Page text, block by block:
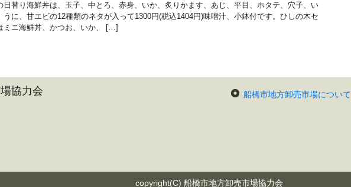
日替り海鮮丼は、玉子、中とろ、赤身、いか、炙りかます、あじ、平目、ホタテ、穴子、い
うに、甘エビの12種類のネタが入って1300円(税込1404円)味噌汁、小鉢付です。ひしの木セ
ミニ海鮮丼、かつお、いか、 […]
協力会 船橋市地方卸売市場について
copyright(C) 船橋市地方卸売市場協力会